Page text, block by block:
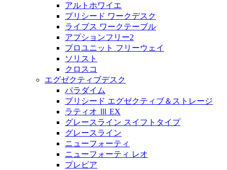
アルトホワイエ
プリシード ワークデスク
ライブス ワークテーブル
アプションフリー2
プロユニット フリーウェイ
ソリスト
クロスコ
エグゼクティブデスク
パラダイム
プリシード エグゼクティブ＆ストレージ
ラティオ Ⅲ EX
グレースライン スイフトタイプ
グレースライン
ニューフォーティ
ニューフォーティ レオ
プレビア